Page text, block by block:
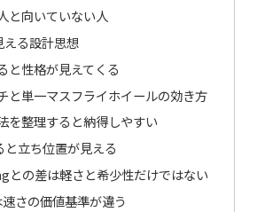
と向いていない人
える設計思想
と性格が見えてくる
と単一マスフライホイールの効き方
を整理すると納得しやすい
立ち位置が見える
との差は軽さと希少性だけではない
さの価値基準が違う